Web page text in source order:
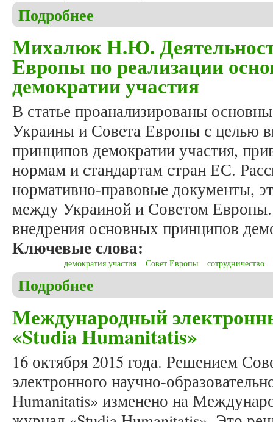
Подробнее
Михалюк Н.Ю.
Европы по реализации
демократии участия
В статье проанализированы
Украины и Совета Европы с целью
принципов демократии участия,
нормам и стандартам стран ЕС.
нормативно-правовые документы,
между Украиной и Советом Европы.
внедрения основных принципов
Ключевые слова:
демократия участия Совет Европы сотрудничество
Подробнее
Международный
«Studia Humanitatis»
16 октября 2015 года. Решением
электронного научно-
Humanitatis» изменено на